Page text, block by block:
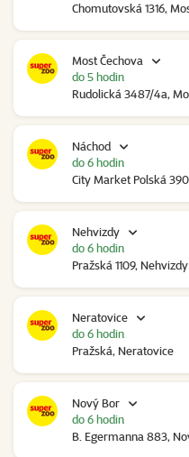
Chomutovská 1316,
Most Čechova
Rudolická 3487/4a,
do 5 hodin
Náchod
City Market Polská
do 6 hodin
Nehvizdy
Pražská 1109, Nehvizdy
do 6 hodin
Neratovice
Pražská, Neratovice
do 6 hodin
Nový Bor
B. Egermanna 883,
do 6 hodin